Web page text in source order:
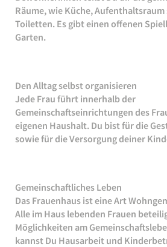
Räume, wie Küche,
Toiletten. Es gibt einen offenen
Garten.
Den Alltag selbst organisieren
Jede Frau führt innerhalb der
Gemeinschaftseinrichtungen des
eigenen Haushalt. Du bist für die
sowie für die Versorgung deiner
Gemeinschaftliches Leben
Das Frauenhaus ist eine Art
Alle im Haus lebenden Frauen
Möglichkeiten am
kannst Du Hausarbeit und